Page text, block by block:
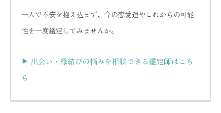
一人で不安を抱え込まず、今の恋愛運やこれからの可能
性を一度鑑定してみませんか。
出会い・縁結びの悩みを相談できる鑑定師はこち
ら